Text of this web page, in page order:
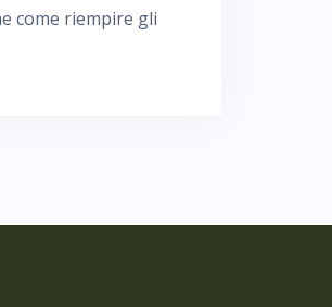
come riempire gli